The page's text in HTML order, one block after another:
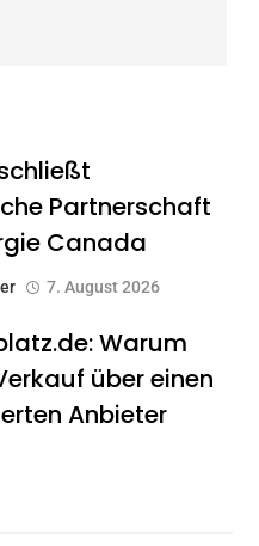
Partnerschaft
Canada
7. August 2026
Warum
über einen
Anbieter